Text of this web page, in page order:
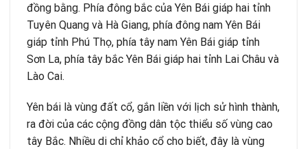
đồng bằng. Phía đông bắc của Yên Bái giáp hai tỉnh
Tuyên Quang và Hà Giang, phía đông nam Yên Bái
giáp tỉnh Phú Thọ, phía tây nam Yên Bái giáp tỉnh
Sơn La, phía tây bắc Yên Bái giáp hai tỉnh Lai Châu và
Lào Cai.
Yên bái là vùng đất cổ, gắn liền với lịch sử hình thành,
ra đời của các cộng đồng dân tộc thiểu số vùng cao
tây Bắc. Nhiều di chỉ khảo cổ cho biết, đây là vùng